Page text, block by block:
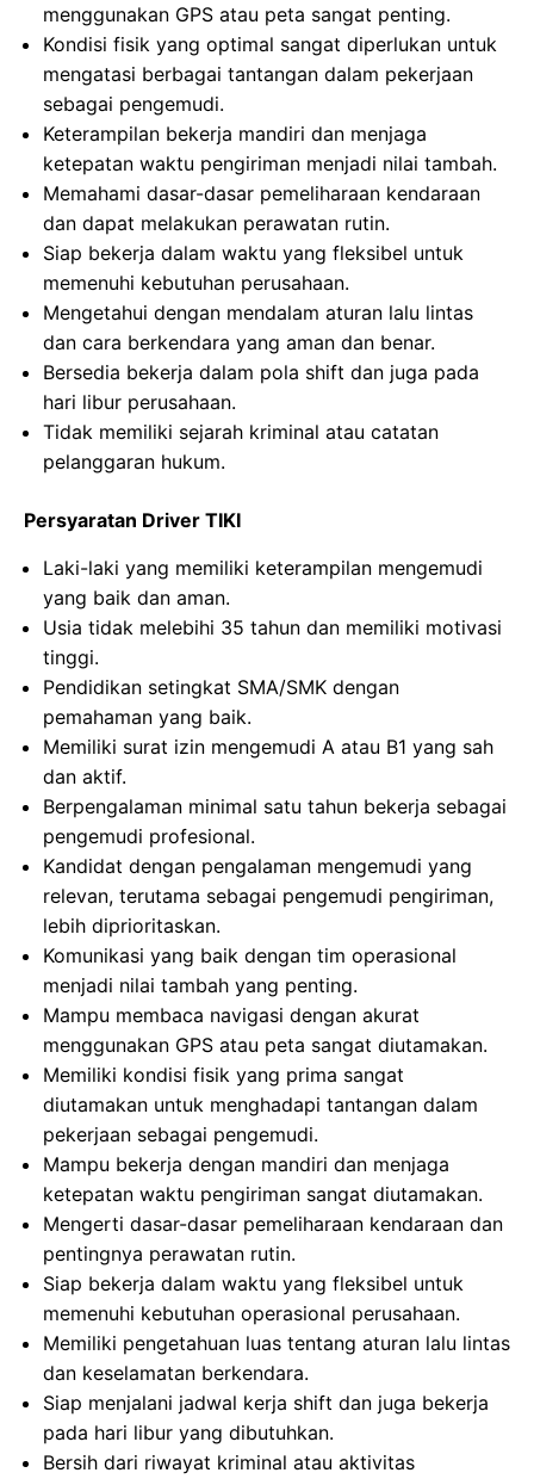
menggunakan GPS atau peta sangat penting.
Kondisi fisik yang optimal sangat diperlukan untuk
mengatasi berbagai tantangan dalam pekerjaan
sebagai pengemudi.
Keterampilan bekerja mandiri dan menjaga
ketepatan waktu pengiriman menjadi nilai tambah.
Memahami dasar-dasar pemeliharaan kendaraan
dan dapat melakukan perawatan rutin.
Siap bekerja dalam waktu yang fleksibel untuk
memenuhi kebutuhan perusahaan.
Mengetahui dengan mendalam aturan lalu lintas
dan cara berkendara yang aman dan benar.
Bersedia bekerja dalam pola shift dan juga pada
hari libur perusahaan.
Tidak memiliki sejarah kriminal atau catatan
pelanggaran hukum.
Persyaratan Driver TIKI
Laki-laki yang memiliki keterampilan mengemudi
yang baik dan aman.
Usia tidak melebihi 35 tahun dan memiliki motivasi
tinggi.
Pendidikan setingkat SMA/SMK dengan
pemahaman yang baik.
Memiliki surat izin mengemudi A atau B1 yang sah
dan aktif.
Berpengalaman minimal satu tahun bekerja sebagai
pengemudi profesional.
Kandidat dengan pengalaman mengemudi yang
relevan, terutama sebagai pengemudi pengiriman,
lebih diprioritaskan.
Komunikasi yang baik dengan tim operasional
menjadi nilai tambah yang penting.
Mampu membaca navigasi dengan akurat
menggunakan GPS atau peta sangat diutamakan.
Memiliki kondisi fisik yang prima sangat
diutamakan untuk menghadapi tantangan dalam
pekerjaan sebagai pengemudi.
Mampu bekerja dengan mandiri dan menjaga
ketepatan waktu pengiriman sangat diutamakan.
Mengerti dasar-dasar pemeliharaan kendaraan dan
pentingnya perawatan rutin.
Siap bekerja dalam waktu yang fleksibel untuk
memenuhi kebutuhan operasional perusahaan.
Memiliki pengetahuan luas tentang aturan lalu lintas
dan keselamatan berkendara.
Siap menjalani jadwal kerja shift dan juga bekerja
pada hari libur yang dibutuhkan.
Bersih dari riwayat kriminal atau aktivitas